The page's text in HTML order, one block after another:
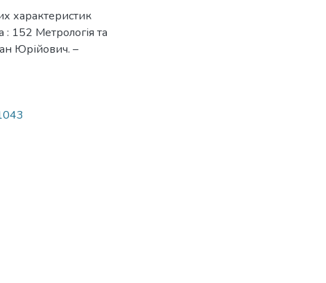
характеристик
: 152 Метрологія та
Юрійович. –